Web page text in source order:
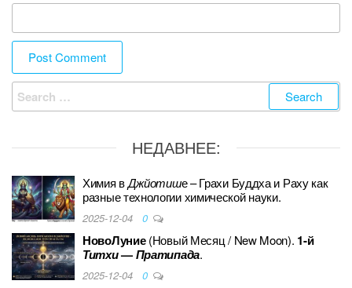
Search
for:
НЕДАВНЕЕ:
Химия вДжйотише – Грахи Буддха и Раху как
разные технологии химической науки.
2025-12-04 0
НовоЛуние(Новый Месяц / New Moon). 1-й
Титхи—Пратипада.
2025-12-04 0